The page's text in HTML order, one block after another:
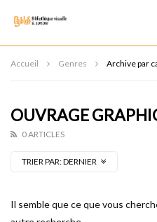
Accueil Genres Archive par
OUVRAGE
0 ARTICLES
TRIER PAR:DERNIER
Il semble que ce que vous